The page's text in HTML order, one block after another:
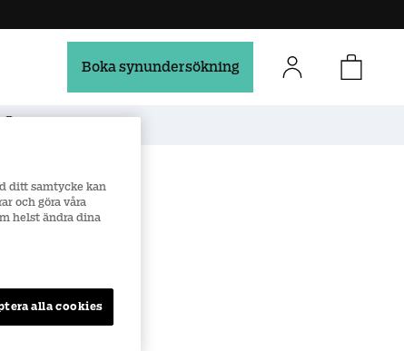
Boka synundersökning
ditt samtycke kan
och göra våra
helst ändra dina
alla cookies